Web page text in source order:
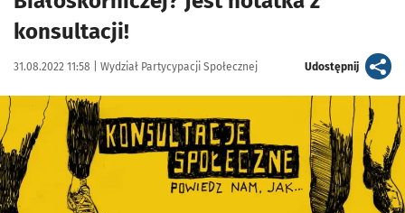
konsultacji!
Data publikacji:
31.08.2022 11:58 | Autor:
Wydział Partycypacji Społecznej Udostępnijartykuł
Kliknij, aby powiększyć